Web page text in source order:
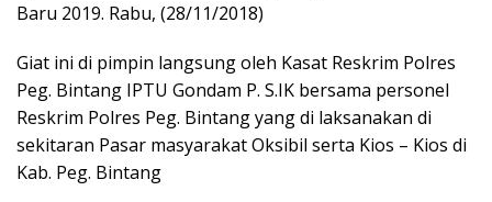
Baru 2019. Rabu, (28/11/2018)
Giat ini di pimpin langsung oleh Kasat Reskrim Polres
Peg. Bintang IPTU Gondam P. S.IK bersama personel
Reskrim Polres Peg. Bintang yang di laksanakan di
sekitaran Pasar masyarakat Oksibil serta Kios – Kios di
Kab. Peg. Bintang